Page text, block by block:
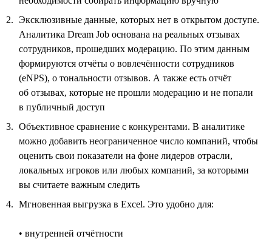
Эксклюзивные данные, которых нет в открытом доступе.
Аналитика Dream Job основана на реальных отзывах
сотрудников, прошедших модерацию. По этим данным
формируются отчёты о вовлечённости сотрудников
(eNPS), о тональности отзывов. А также есть отчёт
об отзывах, которые не прошли модерацию и не попали
в публичный доступ
Объективное сравнение с конкурентами. В аналитике
можно добавить неограниченное число компаний, чтобы
оценить свои показатели на фоне лидеров отрасли,
локальных игроков или любых компаний, за которыми
вы считаете важным следить
Мгновенная выгрузка в Excel. Это удобно для:
• внутренней отчётности